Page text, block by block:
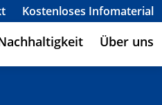
Kostenloses Infomaterial
Über uns